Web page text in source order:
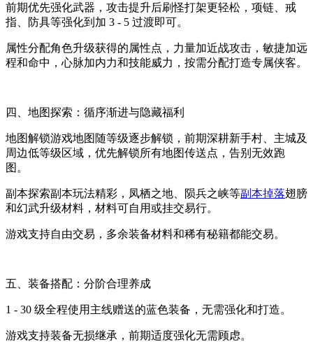
前期优先强化武器，攻击提升后刷怪打架更轻松，项链、戒
指、防具等强化到加 3 - 5 过渡即可。
属性分配角色升级获得的属性点，力量加近战攻击，敏捷加远
程和命中，心脉加内力和技能威力，按需分配打造专属侠客。
四、地图探索：循序渐进与隐藏福利
地图解锁游戏地图随等级逐步解锁，前期深耕新手村、主城及
周边低等级区域，优先解锁所有地图传送点，告别无效跑
图。
副本探索副本玩法精彩，凤栖之地、陨兵之峡等副本掉落翅膀
和幻武升级材料，材料可自用或挂交易行。
游戏支持自由交易，多余装备材料和稀有秘籍都能交易。
五、装备搭配：分阶合理养成
1 - 30 级全程使用主线赠送的蓝色装备，无需强化和打造。
游戏支持装备无损继承，前期适度强化无需顾虑。